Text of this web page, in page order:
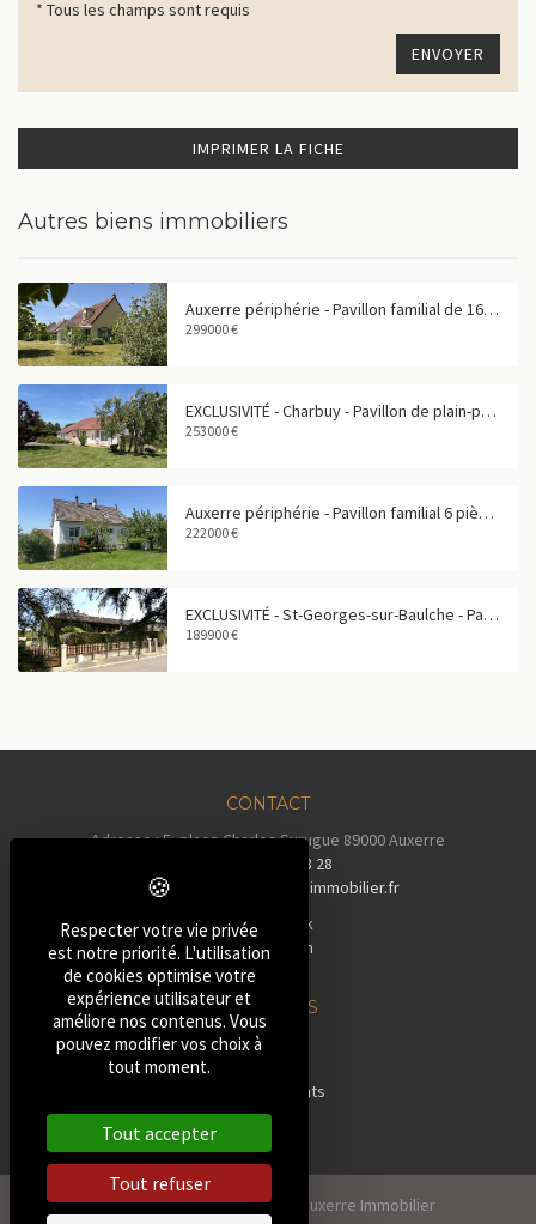
* Tous les champs sont requis
IMPRIMER LA FICHE
Autres biens immobiliers
Auxerre périphérie - Pavillon familial de 165 m² avec garage double
299000 €
EXCLUSIVITÉ - Charbuy - Pavillon de plain-pied avec grand terrain
253000 €
Auxerre périphérie - Pavillon familial 6 pièces avec sous-sol total
222000 €
EXCLUSIVITÉ - St-Georges-sur-Baulche - Pavillon 4 pièces avec vie de plain-pied
189900 €
CONTACT
Adresse : 5, place Charles Surugue 89000 Auxerre
03 86 72 28 28
Email :
contact@auxerreimmobilier.fr
Facebook
Instagram
Tiktok
NOS BIENS
»Maisons
Appartements
»Terrains
2026, Tous droits réservés Auxerre Immobilier
Respecter votre vie privée
est notre priorité. L'utilisation
de cookies optimise votre
expérience utilisateur et
améliore nos contenus. Vous
pouvez modifier vos choix à
tout moment.
Tout accepter
Tout refuser